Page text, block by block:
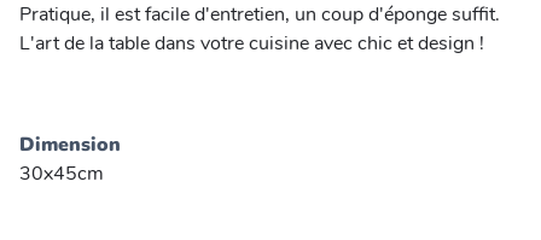
Pratique, il est facile d'entretien, un coup d'éponge suffit.
L'art de la table dans votre cuisine avec chic et design !
Dimension
30x45cm